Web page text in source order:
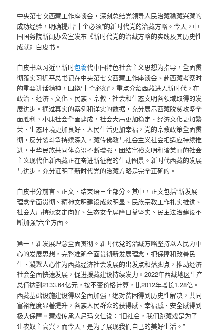
中央第七次西藏工作座谈会，深刻总结党领导人民治藏稳藏兴藏的
成功经验，明确提出“十个必须”的新时代党的治藏方略。今天，中
国国务院新闻办公室发布《新时代党的治藏方略的实践及其历史性
成就》白皮书。
白皮书以习近平新时包養代中国特色社会主义思想为指导，全面贯
彻落实习近平总书记在中央第七次西藏工作座谈会、赴西藏考察时
的重要讲话精神，围绕“十个必须”，重点介绍西藏进入新时代，在
政治、经济、文化、民族、宗教、社会和生态文明各领域取得的发
展进步。通过真实的案例和详实的数据，充分展示西藏脱贫攻坚全
面胜利，小康社会全面建成，社会大局更加稳定、经济文化更加繁
荣、生态环境更加良好、人民生活更加幸福，党的宗教政策全面贯
彻，反分裂斗争持续深入，藏传佛教与社会主义社会相适应持续推
进，中华民族共同体意识不断增强，团结富裕文明和谐美丽的社会
主义现代化新西藏正在奋进新征程的生动图景。新时代西藏的发展
与进步，充分证明了新时代党的治藏方略是完全正确的。
白皮书分前言、正文、结束语三个部分。其中，正文包括“新发展
理念全面贯彻、精神文明建设成效明显、民族宗教工作扎实推进、
社会大局持续安定向好、生态安全屏障日益坚实、民主法治建设不
断加强”六个方面。
第一，新发展理念全面贯彻。新时代党的治藏方略坚持以人民为中
心的发展思想，完整准确全面贯彻新发展理念，把保障和改善民
生、凝聚人心作为西藏经济社会发展的出发点和落脚点，推动经济
社会全面快速发展，促进援藏建设持续发力。2022年西藏地区生产
总值达到2133.64亿元，按不变价格计算，比2012年增长1.28倍。
西藏基础设施建设得以全面加强，绝对贫困得到历史性解决，共同
富裕程度显著提升，各族人民群众的获得感、幸福感、安全感得到
极大保障。藏戏传承人尼玛次仁说：“旧社会，我们跳藏戏是为了
让农奴主高兴，而今天，是为了展现我们自己的美好生活。”